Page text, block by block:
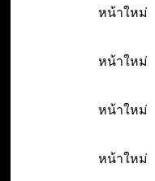
หน้าใหม่
หน้าใหม่
หน้าใหม่
หน้าใหม่